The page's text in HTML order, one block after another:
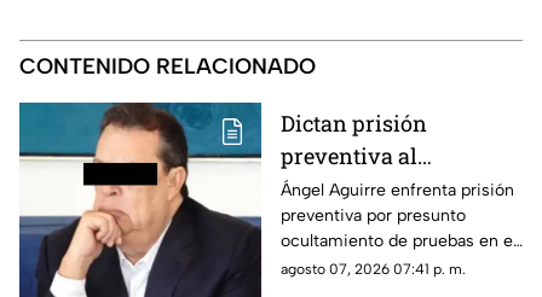
CONTENIDO RELACIONADO
Dictan prisión
preventiva al
exgobernador Ángel
Aguirre por presunto
ocultamiento de
pruebas en el caso
Ángel Aguirre enfrenta prisión
preventiva por presunto
ocultamiento de pruebas en el
caso de los 43 normalistas de
agosto 07, 2026 07:41 p. m.